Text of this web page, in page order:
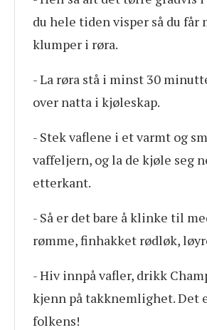
du hele tiden visper så du
klumper i røra.
- La røra stå i minst 30
over natta i kjøleskap.
- Stek vaflene i et varmt og
vaffeljern, og la de kjøle seg
etterkant.
- Så er det bare å klinke til
rømme, finhakket rødløk,
- Hiv innpå vafler, drikk
kjenn på takknemlighet. Det
folkens!